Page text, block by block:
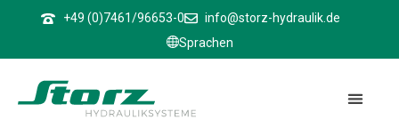
+49 (0)7461/96653-0
info@storz-hydraulik.de
Sprachen